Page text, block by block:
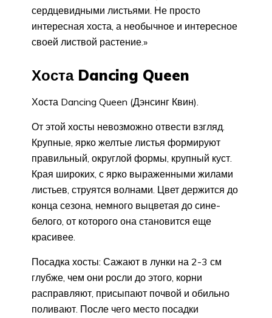
сердцевидными листьями. Не просто
интересная хоста, а необычное и интересное
своей листвой растение.»
Хоста Dancing Queen
Хоста Dancing Queen (Дэнсинг Квин).
От этой хосты невозможно отвести взгляд.
Крупные, ярко желтые листья формируют
правильный, округлой формы, крупный куст.
Края широких, с ярко выраженными жилами
листьев, струятся волнами. Цвет держится до
конца сезона, немного выцветая до сине-
белого, от которого она становится еще
красивее.
Посадка хосты: Сажают в лунки на 2-3 см
глубже, чем они росли до этого, корни
расправляют, присыпают почвой и обильно
поливают. После чего место посадки